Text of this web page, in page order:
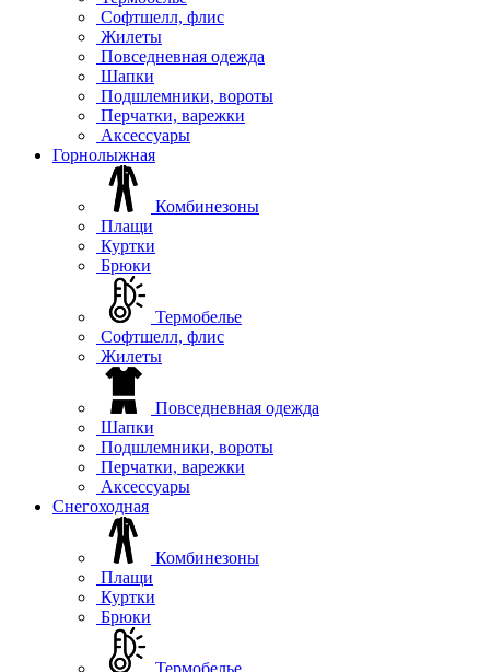
Софтшелл, флис
Жилеты
Повседневная одежда
Шапки
Подшлемники, вороты
Перчатки, варежки
Аксессуары
Горнолыжная
Комбинезоны
Плащи
Куртки
Брюки
Термобелье
Софтшелл, флис
Жилеты
Повседневная одежда
Шапки
Подшлемники, вороты
Перчатки, варежки
Аксессуары
Снегоходная
Комбинезоны
Плащи
Куртки
Брюки
Термобелье